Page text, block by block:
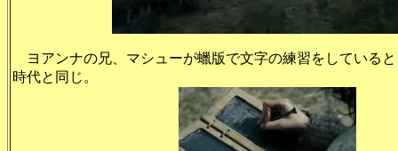
ヨアンナの兄、マシューが蠟版で文字の練習をしている
時代と同じ。